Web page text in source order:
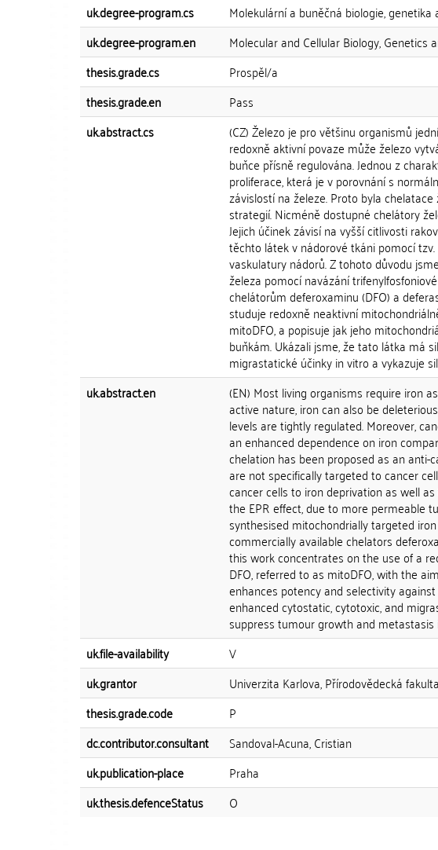
uk.degree-program.cs
Molekulární a buněčná biologie, genetika
uk.degree-program.en
Molecular and Cellular Biology, Genetics
thesis.grade.cs
Prospěl/a
thesis.grade.en
Pass
uk.abstract.cs
(CZ) Železo je pro většinu organismů
redoxně aktivní povaze může železo
buňce přísně regulována. Jednou z
proliferace, která je v porovnání s
závislostí na železe. Proto byla
strategií. Nicméně dostupné chelátory
Jejich účinek závisí na vyšší citlivosti
těchto látek v nádorové tkáni pomocí
vaskulatury nádorů. Z tohoto důvodu
železa pomocí navázání
chelátorům deferoxaminu (DFO) a
studuje redoxně neaktivní
mitoDFO, a popisuje jak jeho
buňkám. Ukázali jsme, že tato látka má
migrastatické účinky in vitro a vykazuje
uk.abstract.en (EN) Most living organisms require iron
active nature, iron can also be
levels are tightly regulated. Moreover,
an enhanced dependence on iron
chelation has been proposed as an anti-
are not specifically targeted to cancer
cancer cells to iron deprivation as well
the EPR effect, due to more permeable
synthesised mitochondrially targeted
commercially available chelators
this work concentrates on the use of a
DFO, referred to as mitoDFO, with the
enhances potency and selectivity
enhanced cytostatic, cytotoxic, and
suppress tumour growth and metastasis
uk.file-availability
V
uk.grantor
Univerzita Karlova, Přírodovědecká
thesis.grade.code
P
dc.contributor.consultant
Sandoval-Acuna, Cristian
uk.publication-place
Praha
uk.thesis.defenceStatus
O